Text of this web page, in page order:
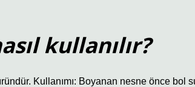
kullanılır?
Kullanımı: Boyanan nesne önce bol